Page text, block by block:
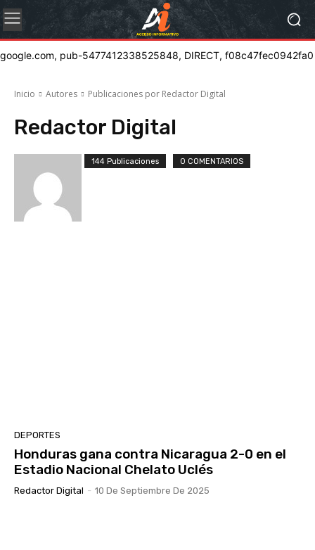
google.com, pub-5477412338525848, DIRECT, f08c47fec0942fa0
Inicio Autores Publicaciones por Redactor Digital
Redactor Digital
144 Publicaciones 0 COMENTARIOS
DEPORTES
Honduras gana contra Nicaragua 2-0 en el
Estadio Nacional Chelato Uclés
Redactor Digital - 10 De Septiembre De 2025